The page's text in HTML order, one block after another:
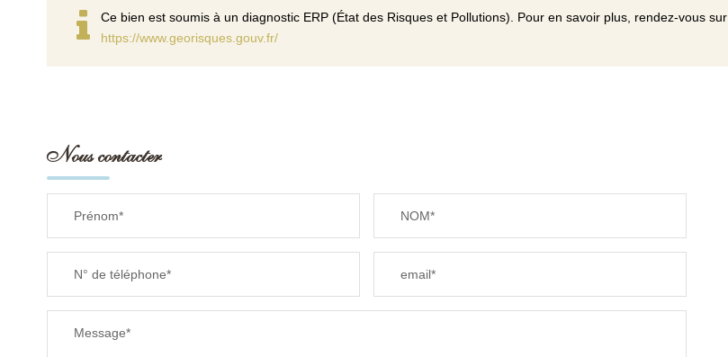
Ce bien est soumis à un diagnostic ERP (État des Risques et Pollutions). Pour en savoir plus, rendez-vous sur
https://www.georisques.gouv.fr/
Nous contacter
Prénom* NOM*
N° de téléphone* email*
Message*